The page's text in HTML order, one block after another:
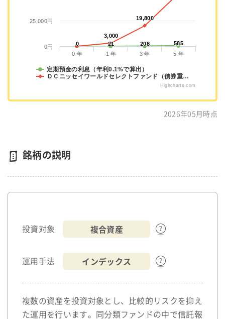
0
0 21
21 208
208 585
585
3,000
3,000
19,800
19,800
定期預金の利息（年利0.1%で算出）
ＤＣニッセイワールドセレクトファンド（債券重…
0 年 1 年 3 年 5 年
0円
25,000円
Highcharts.com
2026年05月時点
銘柄の説明
投資対象 複合資産
運用手法 インデックス
複数の資産を投資対象とし、比較的リスクを抑え
た運用を行います。同分類ファンドの中で信託報